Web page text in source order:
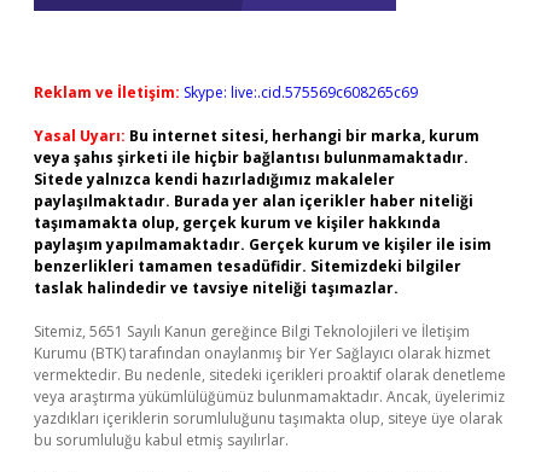
Reklam ve İletişim: Skype: live:.cid.575569c608265c69
Yasal Uyarı: Bu internet sitesi, herhangi bir marka, kurum
veya şahıs şirketi ile hiçbir bağlantısı bulunmamaktadır.
Sitede yalnızca kendi hazırladığımız makaleler
paylaşılmaktadır. Burada yer alan içerikler haber niteliği
taşımamakta olup, gerçek kurum ve kişiler hakkında
paylaşım yapılmamaktadır. Gerçek kurum ve kişiler ile isim
benzerlikleri tamamen tesadüfidir. Sitemizdeki bilgiler
taslak halindedir ve tavsiye niteliği taşımazlar.
Sitemiz, 5651 Sayılı Kanun gereğince Bilgi Teknolojileri ve İletişim
Kurumu (BTK) tarafından onaylanmış bir Yer Sağlayıcı olarak hizmet
vermektedir. Bu nedenle, sitedeki içerikleri proaktif olarak denetleme
veya araştırma yükümlülüğümüz bulunmamaktadır. Ancak, üyelerimiz
yazdıkları içeriklerin sorumluluğunu taşımakta olup, siteye üye olarak
bu sorumluluğu kabul etmiş sayılırlar.